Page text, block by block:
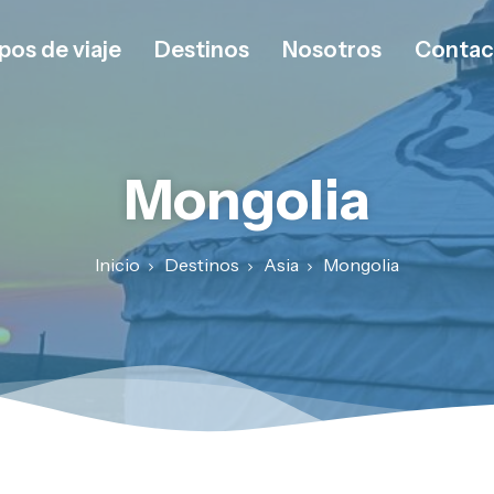
de viaje Destinos Nosotros
Mongolia
Inicio Destinos Asia Mongolia